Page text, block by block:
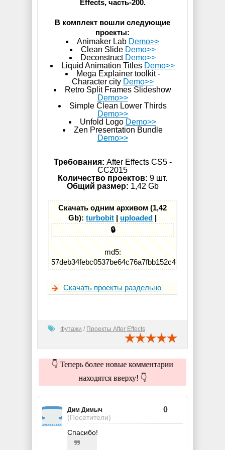
Effects, часть-200.
В комплект вошли следующие
проекты:
Animaker Lab Demo>>
Clean Slide Demo>>
Deconstruct Demo>>
Liquid Animation Titles Demo>>
Mega Explainer toolkit -
Character city Demo>>
Retro Split Frames Slideshow
Demo>>
Simple Clean Lower Thirds
Demo>>
Unfold Logo Demo>>
Zen Presentation Bundle
Demo>>
Требования: After Effects CS5 -
СС2015
Количество проектов: 9 шт.
Общий размер: 1,42 Gb
Скачать одним архивом (1,42
Gb): turbobit | uploaded |
🔒
md5:
57deb34febc0537be64c76a7fbb152c4
Скачать проекты раздельно
Футажи / Проекты After Effects
👇 Теперь более новые комментарии
находятся вверху! 👇
Дим Димыч
(Посетители)
0
Спасибо!